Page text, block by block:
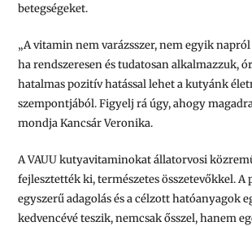
betegségeket.
„A vitamin nem varázsszer, nem egyik
ha rendszeresen és tudatosan alkalmazzuk,
hatalmas pozitív hatással lehet a kutyánk
szempontjából. Figyelj rá úgy, ahogy
mondja Kancsár Veronika.
A VAUU kutyavitaminokat állatorvosi
fejlesztették ki, természetes összetevőkkel. A
egyszerű adagolás és a célzott hatóanyagok
kedvencévé teszik, nemcsak ősszel, hanem